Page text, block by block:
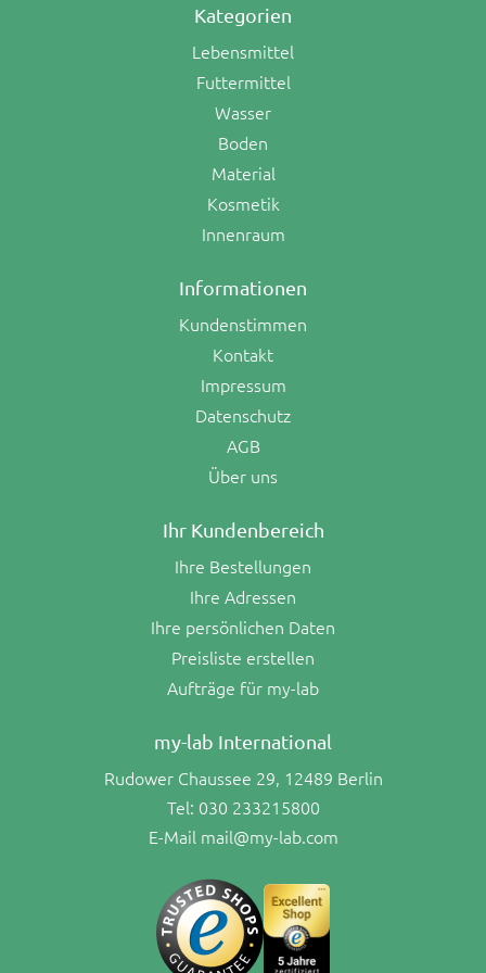
Kategorien
Lebensmittel
Futtermittel
Wasser
Boden
Material
Kosmetik
Innenraum
Informationen
Kundenstimmen
Kontakt
Impressum
Datenschutz
AGB
Über uns
Ihr Kundenbereich
Ihre Bestellungen
Ihre Adressen
Ihre persönlichen Daten
Preisliste erstellen
Aufträge für my-lab
my-lab International
Rudower Chaussee 29, 12489 Berlin
Tel: 030 233215800
E-Mail mail@my-lab.com